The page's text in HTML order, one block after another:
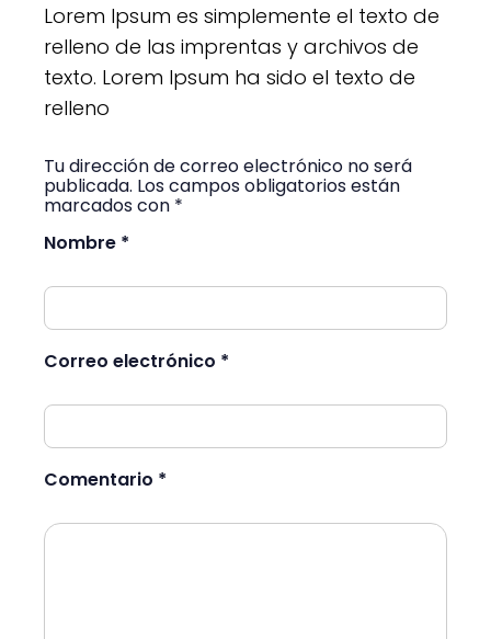
Lorem Ipsum es simplemente el texto de
relleno de las imprentas y archivos de
texto. Lorem Ipsum ha sido el texto de
relleno
Tu dirección de correo electrónico no será
publicada. Los campos obligatorios están
marcados con *
Nombre *
Correo electrónico *
Comentario *